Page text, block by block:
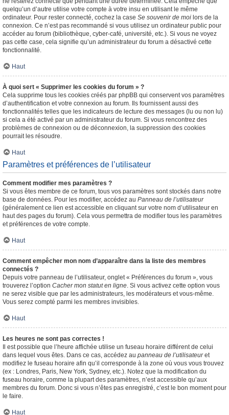
quelqu’un d’autre utilise votre compte à votre insu en utilisant le même
ordinateur. Pour rester connecté, cochez la case Se souvenir de moi lors de la
connexion. Ce n’est pas recommandé si vous utilisez un ordinateur public pour
accéder au forum (bibliothèque, cyber-café, université, etc.). Si vous ne voyez
pas cette case, cela signifie qu’un administrateur du forum a désactivé cette
fonctionnalité.
Haut
À quoi sert « Supprimer les cookies du forum » ?
Cela supprime tous les cookies créés par phpBB qui conservent vos paramètres
d’authentification et votre connexion au forum. Ils fournissent aussi des
fonctionnalités telles que les indicateurs de lecture des messages (lu ou non lu)
si cela a été activé par un administrateur du forum. Si vous rencontrez des
problèmes de connexion ou de déconnexion, la suppression des cookies
pourrait les résoudre.
Haut
Paramètres et préférences de l’utilisateur
Comment modifier mes paramètres ?
Si vous êtes membre de ce forum, tous vos paramètres sont stockés dans notre
base de données. Pour les modifier, accédez au Panneau de l’utilisateur
(généralement ce lien est accessible en cliquant sur votre nom d’utilisateur en
haut des pages du forum). Cela vous permettra de modifier tous les paramètres
et préférences de votre compte.
Haut
Comment empêcher mon nom d’apparaître dans la liste des membres
connectés ?
Depuis votre panneau de l’utilisateur, onglet « Préférences du forum », vous
trouverez l’option Cacher mon statut en ligne. Si vous activez cette option vous
ne serez visible que par les administrateurs, les modérateurs et vous-même.
Vous serez compté parmi les membres invisibles.
Haut
Les heures ne sont pas correctes !
Il est possible que l’heure affichée utilise un fuseau horaire différent de celui
dans lequel vous êtes. Dans ce cas, accédez au panneau de l’utilisateuret
modifiez le fuseau horaire afin qu’il corresponde à la zone où vous vous trouvez
(ex : Londres, Paris, New York, Sydney, etc.). Notez que la modification du
fuseau horaire, comme la plupart des paramètres, n’est accessible qu’aux
membres du forum. Donc si vous n’êtes pas enregistré, c’est le bon moment pour
le faire.
Haut